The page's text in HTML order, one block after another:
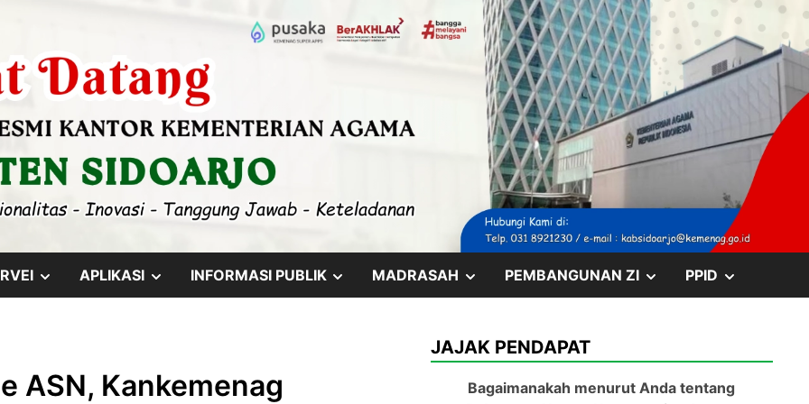
SHOWAPLIKASI SHOWINFORMASI PUBLIK SHOWMADRASAH SHOW
MENU
PEMBANGUNAN ZI SHOW
MENU
PPID
MENU
ASN, Kankemenag
JAJAK PENDAPAT
Bagaimanakah menurut Anda tentang